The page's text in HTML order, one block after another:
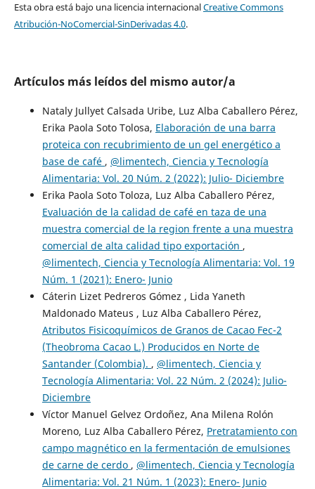
Esta obra está bajo una licencia internacionalCreative Commons
Atribución-NoComercial-SinDerivadas 4.0.
Artículos más leídos del mismo autor/a
Nataly Jullyet Calsada Uribe, Luz Alba Caballero Pérez,
Erika Paola Soto Tolosa, Elaboración de una barra
proteica con recubrimiento de un gel energético a
base de café , @limentech, Ciencia y Tecnología
Alimentaria: Vol. 20 Núm. 2 (2022): Julio- Diciembre
Erika Paola Soto Toloza, Luz Alba Caballero Pérez,
Evaluación de la calidad de café en taza de una
muestra comercial de la region frente a una muestra
comercial de alta calidad tipo exportación ,
@limentech, Ciencia y Tecnología Alimentaria: Vol. 19
Núm. 1 (2021): Enero- Junio
Cáterin Lizet Pedreros Gómez , Lida Yaneth
Maldonado Mateus , Luz Alba Caballero Pérez,
Atributos Fisicoquímicos de Granos de Cacao Fec-2
(Theobroma Cacao L.) Producidos en Norte de
Santander (Colombia). , @limentech, Ciencia y
Tecnología Alimentaria: Vol. 22 Núm. 2 (2024): Julio-
Diciembre
Víctor Manuel Gelvez Ordoñez, Ana Milena Rolón
Moreno, Luz Alba Caballero Pérez, Pretratamiento con
campo magnético en la fermentación de emulsiones
de carne de cerdo , @limentech, Ciencia y Tecnología
Alimentaria: Vol. 21 Núm. 1 (2023): Enero- Junio